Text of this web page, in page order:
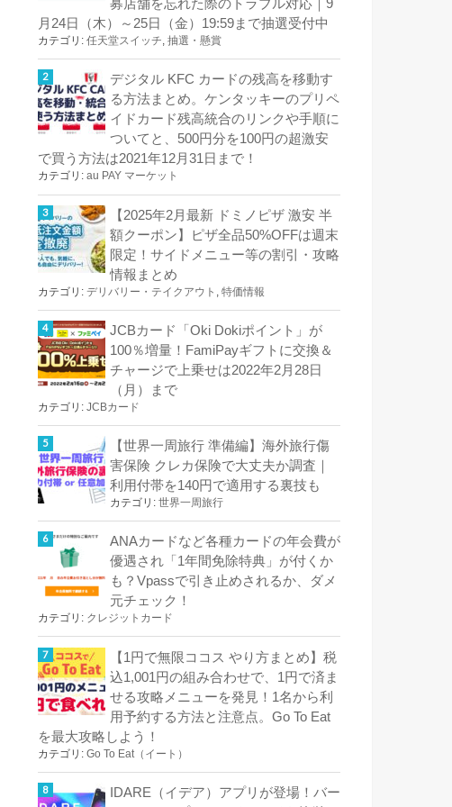
募店舗を忘れた際のトラブル対応｜9
月24日（木）～25日（金）19:59まで抽選受付中
カテゴリ: 任天堂スイッチ, 抽選・懸賞
デジタル KFC カードの残高を移動す
る方法まとめ。ケンタッキーのプリペ
イドカード残高統合のリンクや手順に
ついてと、500円分を100円の超激安
で買う方法は2021年12月31日まで！
カテゴリ: au PAY マーケット
【2025年2月最新 ドミノピザ 激安 半
額クーポン】ピザ全品50%OFFは週末
限定！サイドメニュー等の割引・攻略
情報まとめ
カテゴリ: デリバリー・テイクアウト 特価情報
JCBカード「Oki Dokiポイント」が
100％増量！FamiPayギフトに交換＆
チャージで上乗せは2022年2月28日
（月）まで
カテゴリ: JCBカード
【世界一周旅行 準備編】海外旅行傷
害保険 クレカ保険で大丈夫か調査｜
利用付帯を140円で適用する裏技も
カテゴリ: 世界一周旅行
ANAカードなど各種カードの年会費が
優遇され「1年間免除特典」が付くか
も？Vpassで引き止めされるか、ダメ
元チェック！
カテゴリ: クレジットカード
【1円で無限ココス やり方まとめ】税
込1,001円の組み合わせで、1円で済ま
せる攻略メニューを発見！1名から利
用予約する方法と注意点。Go To Eat
を最大攻略しよう！
カテゴリ: Go To Eat（イート）
IDARE（イデア）アプリが登場！バー